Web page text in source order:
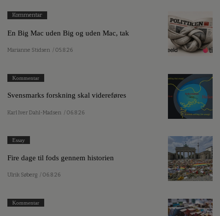
Kommentar
En Big Mac uden Big og uden Mac, tak
Marianne Stidsen / 05.8.26
Kommentar
Svensmarks forskning skal videreføres
Karl Iver Dahl-Madsen / 06.8.26
Essay
Fire dage til fods gennem historien
Ulrik Søberg / 06.8.26
Kommentar